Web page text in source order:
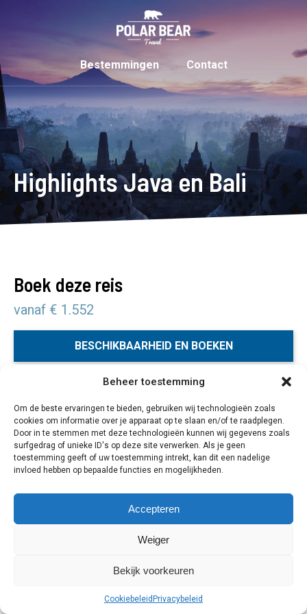
Beheer toestemming
Om de beste ervaringen te bieden, gebruiken wij technologieën zoals
cookies om informatie over je apparaat op te slaan en/of te raadplegen.
Door in te stemmen met deze technologieën kunnen wij gegevens zoals
surfgedrag of unieke ID's op deze site verwerken. Als je geen
toestemming geeft of uw toestemming intrekt, kan dit een nadelige
invloed hebben op bepaalde functies en mogelijkheden.
Accepteren
Weiger
Bekijk voorkeuren
Cookiebeleid Privacybeleid
Bestemmingen Contact
Highlights Java en Bali
Boek deze reis
vanaf € 1.552
BESCHIKBAARHEID EN BOEKEN
ons koloniale verleden. De reis brengt je langs de
koloniale hoofdstad Jakarta, de botanische tuinen van
Bogor en het gezellige Bandung. Verder naar het oosten
bezoek je de culturele hoofdstad Yogyakarta en de
Borobudur en Prambanan. Onderweg geniet je van de
bijzondere natuur met zijn vulkanen, kratermeren en